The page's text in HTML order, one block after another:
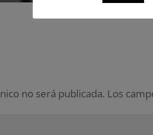
no será publicada. Los